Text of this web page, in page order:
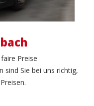
Preise
sind Sie bei uns richtig,